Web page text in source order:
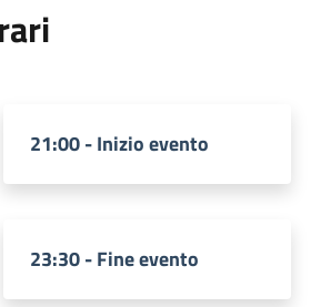
21:00 - Inizio evento
23:30 - Fine evento